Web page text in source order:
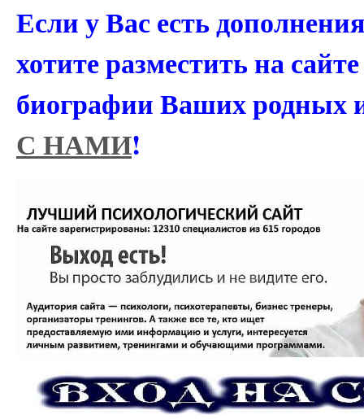
Если у Вас есть
хотите разместить на
биографии Ваших родных
С НАМИ!